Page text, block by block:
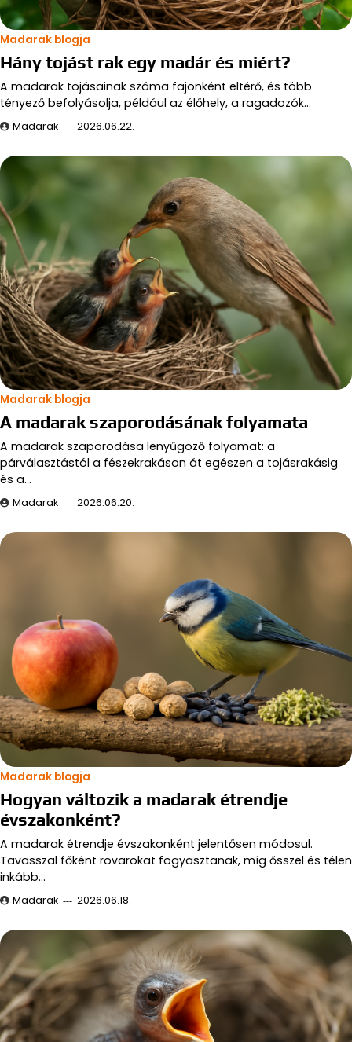
Madarak blogja
Hány tojást rak egy madár és miért?
A madarak tojásainak száma fajonként eltérő, és több
tényező befolyásolja, például az élőhely, a ragadozók…
Madarak 2026.06.22.
Madarak blogja
A madarak szaporodásának folyamata
A madarak szaporodása lenyűgöző folyamat: a
párválasztástól a fészekrakáson át egészen a tojásrakásig
és a…
Madarak 2026.06.20.
Madarak blogja
Hogyan változik a madarak étrendje
évszakonként?
A madarak étrendje évszakonként jelentősen módosul.
Tavasszal főként rovarokat fogyasztanak, míg ősszel és télen
inkább…
Madarak 2026.06.18.